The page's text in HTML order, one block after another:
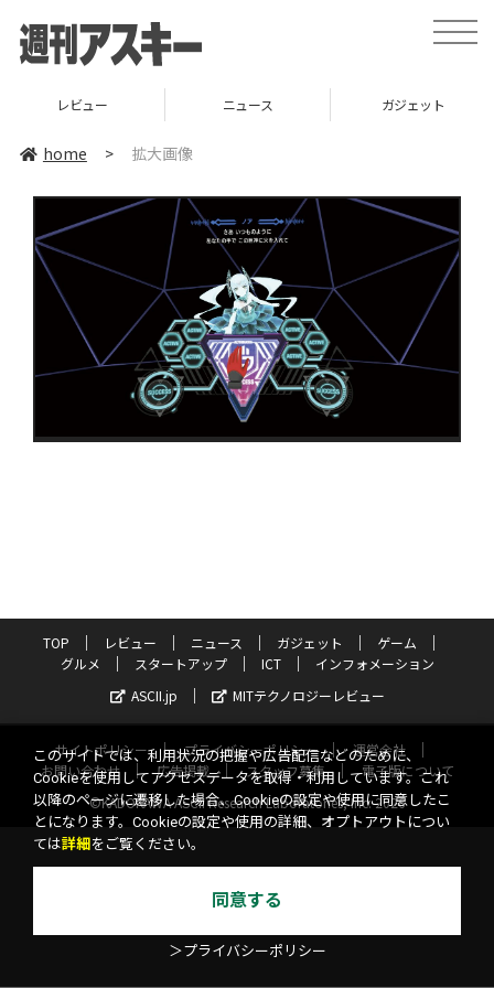
toggle
レビュー ニュース ガジェット
home > 拡大画像
TOP レビュー ニュース ガジェット
ゲーム
グルメ
スタートアップ ICT
インフォメーション
ASCII.jp
MITテクノロジーレビュー
サイトポリシー プライバシーポリシー
運営会社
お問い合わせ
広告掲載 スタッフ募集
電子版について
©KADOKAWA ASCII Research Laboratories, Inc. 2026
このサイトでは、利用状況の把握や広告配信などのために、
Cookieを使用してアクセスデータを取得・利用しています。これ
以降のページに遷移した場合、Cookieの設定や使用に同意したこ
とになります。Cookieの設定や使用の詳細、オプトアウトについ
ては詳細 をご覧ください。
同意する
＞プライバシーポリシー